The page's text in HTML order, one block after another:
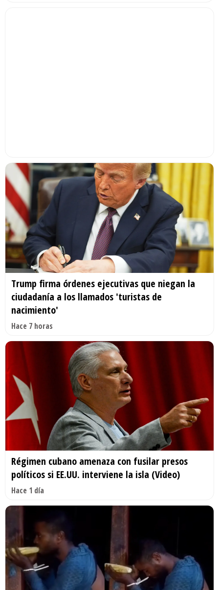
Trump firma órdenes ejecutivas que niegan la
ciudadanía a los llamados 'turistas de
nacimiento'
Hace 7 horas
Régimen cubano amenaza con fusilar presos
políticos si EE.UU. interviene la isla (Video)
Hace 1 día